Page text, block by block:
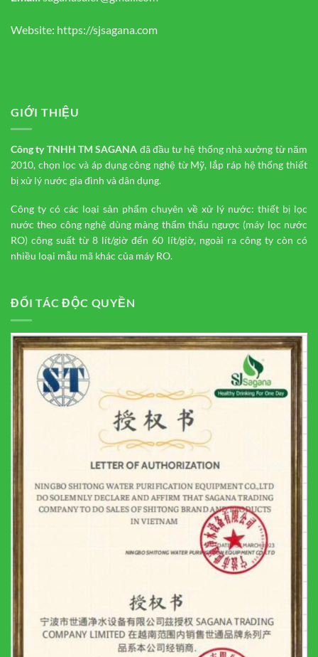
Website: https://sjsagana.com
GIỚI THIỆU
Công ty TNHH TMSAGANA đã đầu tư hệ thống nhà xưởng từ năm
2010, chọn lọc và áp dụng công nghệ từ Mỹ, lắp ráp hệ thống thiết
bị xử lý nước gia đình và dân dụng.
Công ty có các loại sản phẩm chuyên về xử lý nước: thiết bị lọc
nước theo công nghệ dùng màng thẩm thấu ngược (máy lọc nước
RO) công suất từ 8 lít/giờ đến 60 lít/giờ, ngoài ra công ty còn có
nhiều loại mẫu mã khác của máy RO.
ĐỐI TÁC ĐỘC QUYỀN